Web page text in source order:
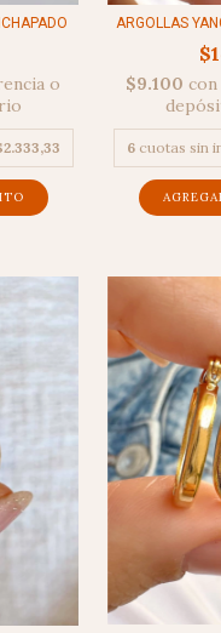
o
ARGOLLAS
$9.100con
6 cuotas sin